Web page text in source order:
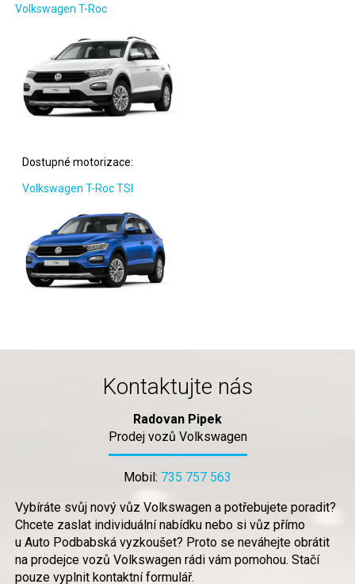
Volkswagen T-Roc
Dostupné motorizace:
Volkswagen T-Roc TSI
Kontaktujte nás
Radovan Pipek
Prodej vozů Volkswagen
Mobil: 735 757 563
Vybíráte svůj nový vůz Volkswagen a potřebujete poradit?
Chcete zaslat individuální nabídku nebo si vůz přímo
u Auto Podbabská vyzkoušet? Proto se neváhejte obrátit
na prodejce vozů Volkswagen rádi vám pomohou. Stačí
pouze vyplnit kontaktní formulář.